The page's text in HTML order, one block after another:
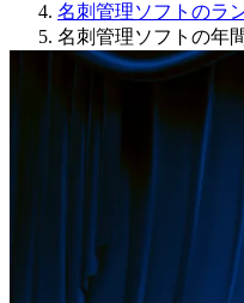
名刺管理ソフトのラ
名刺管理ソフトの年